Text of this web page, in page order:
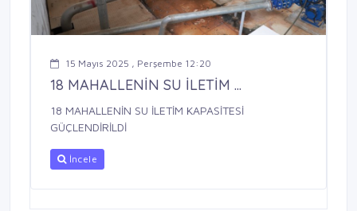
15 Mayıs 2025 , Perşembe 12:20
18 MAHALLENİN SU İLETİM ...
18 MAHALLENİN SU İLETİM KAPASİTESİ
GÜÇLENDİRİLDİ
İncele